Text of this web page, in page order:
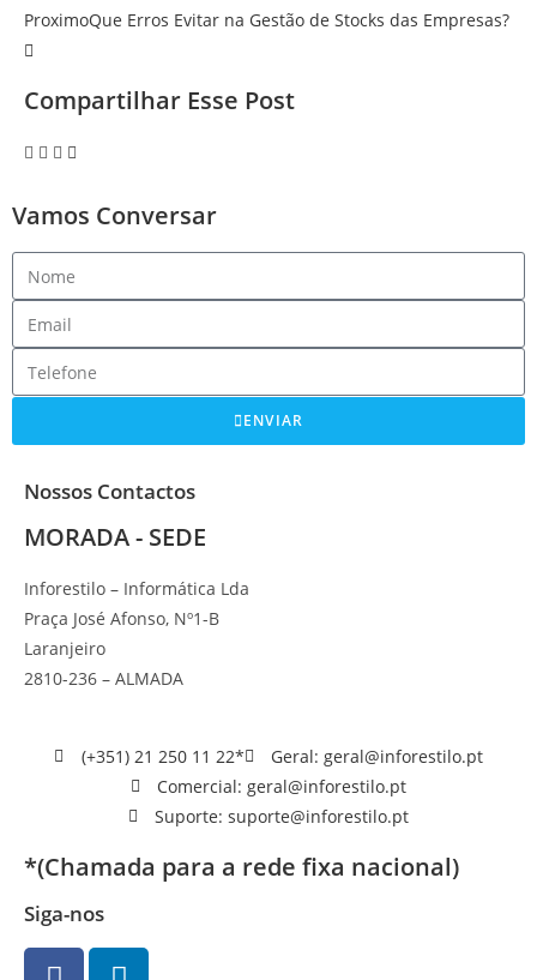
ProximoQue Erros Evitar na Gestão de Stocks das Empresas?
Compartilhar Esse Post
Vamos Conversar
ENVIAR
Nossos Contactos
MORADA - SEDE
Inforestilo – Informática Lda
Praça José Afonso, Nº1-B
Laranjeiro
2810-236 – ALMADA
(+351) 21 250 11 22*
Geral: geral@inforestilo.pt
Comercial: geral@inforestilo.pt
Suporte: suporte@inforestilo.pt
*(Chamada para a rede fixa nacional)
Siga-nos